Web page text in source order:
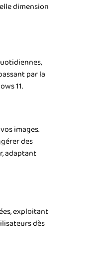
dimension
par la
11.
images.
des
adaptant
exploitant
dès